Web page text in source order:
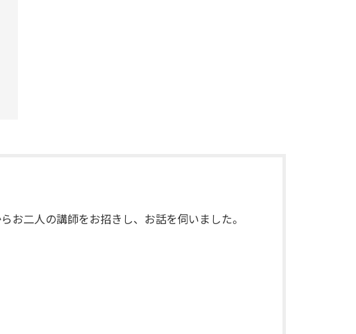
二人の講師をお招きし、お話を伺いました。